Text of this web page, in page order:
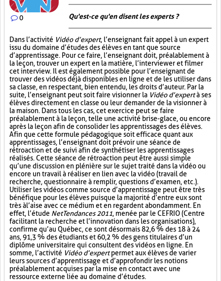
0 Qu'est-ce qu'en disent les experts ?
Dans l’activité Vidéo d’expert, l’enseignant fait appel à un expert
issu du domaine d’études des élèves en tant que source
d’apprentissage. Pour ce faire, l’enseignant doit, préalablement à
la leçon, trouver un expert en la matière, l’interviewer et filmer
cet interview. Il est également possible pour l’enseignant de
trouver des vidéos déjà disponibles en ligne et de les utiliser dans
sa classe, en respectant, bien entendu, les droits d’auteur. Par la
suite, l’enseignant peut soit faire visionner la Vidéo d’expertà ses
élèves directement en classe ou leur demander de la visionner à
la maison. Dans tous les cas, cet exercice peut se faire
préalablement à la leçon, telle une activité brise-glace, ou encore
après la leçon afin de consolider les apprentissages des élèves.
Afin que cette formule pédagogique soit efficace quant aux
apprentissages, l’enseignant doit prévoir une séance de
rétroaction et de suivi afin de synthétiser les apprentissages
réalisés. Cette séance de rétroaction peut être aussi simple
qu’une discussion en plénière sur le sujet traité dans la vidéo ou
encore un travail à réaliser en lien avec la vidéo (travail de
recherche, questionnaire à remplir, questions d’examen, etc.).
Utiliser les vidéos comme source d’apprentissage peut être très
bénéfique pour les élèves puisque la majorité d’entre eux sont
très à l’aise avec ce médium et en regardent abondamment. En
effet, l’étude NetTendances 2011, menée par le CEFRIO (Centre
facilitant la recherche et l’innovation dans les organisations),
confirme qu’au Québec, ce sont désormais 82,6 % des 18 à 24
ans, 91,3 % des étudiants et 60,2 % des gens titulaires d’un
diplôme universitaire qui consultent des vidéos en ligne. En
somme, l’activité Vidéo d’expertpermet aux élèves de varier
leurs sources d’apprentissage et d’approfondir les notions
préalablement acquises par la mise en contact avec une
ressource externe liée au domaine d’études.